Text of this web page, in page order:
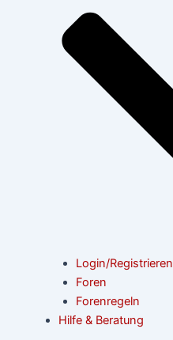
Login/Registrieren
Foren
Forenregeln
Hilfe & Beratung